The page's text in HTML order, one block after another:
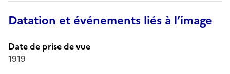
Datation et événements liés à l’image
Date de prise de vue
1919